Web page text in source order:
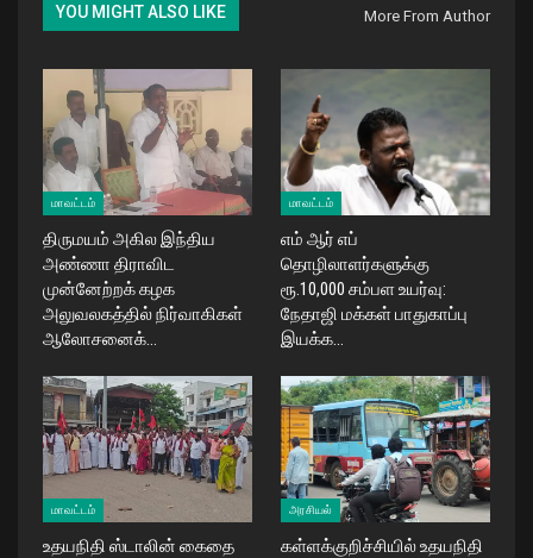
YOU MIGHT ALSO LIKE More From Author
மாவட்டம்
திருமயம் அகில இந்திய
அண்ணா திராவிட
முன்னேற்றக் கழக
அலுவலகத்தில் நிர்வாகிகள்
ஆலோசனைக்…
மாவட்டம்
எம் ஆர் எப்
தொழிலாளர்களுக்கு
ரூ.10,000 சம்பள உயர்வு:
நேதாஜி மக்கள் பாதுகாப்பு
இயக்க…
மாவட்டம்
உதயநிதி ஸ்டாலின் கைதை
அரசியல்
கள்ளக்குறிச்சியில் உதயநிதி